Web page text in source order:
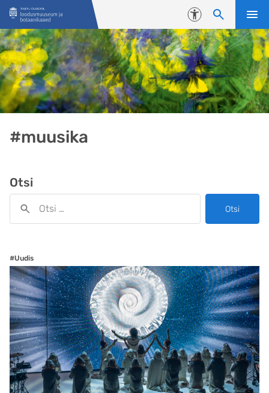
Liigu edasi põhisisu juurde
Juurdepääsetavus
#muusika
Otsi
Otsi
#Uudis